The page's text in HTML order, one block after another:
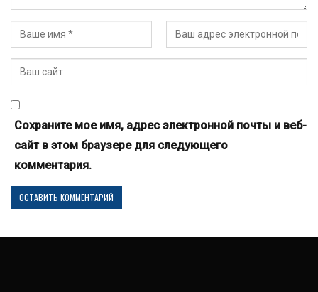
Сохраните мое имя, адрес электронной почты и веб-
сайт в этом браузере для следующего
комментария.